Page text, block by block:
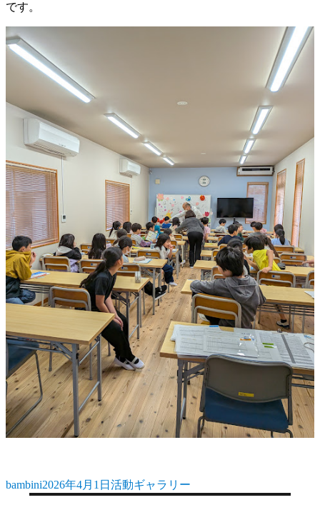
です。
投
bambini
投
2026年4月1日
カ
活動ギャラリー